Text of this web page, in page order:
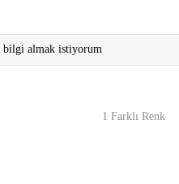
bilgi almak istiyorum
1 Farklı Renk